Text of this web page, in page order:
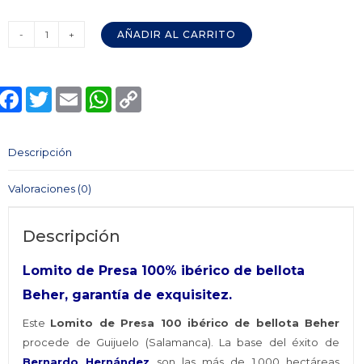
100%
Bellota
cantidad
AÑADIR AL CARRITO
Facebook
TwitterEmail WhatsApp
Descripción
Valoraciones (0)
Descripción
Lomito de Presa 100% ibérico de bellota
Beher, garantía de exquisitez.
Este Lomito de Presa 100 ibérico de bellota Beher
procede de Guijuelo (Salamanca). La base del éxito de